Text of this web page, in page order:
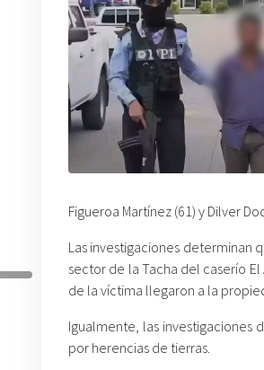
Figueroa Martínez (61) y Dilver
Las investigaciones determinan
sector de la Tacha del caserío
de la víctima llegaron a la
Igualmente, las investigaciones
por herencias de tierras.